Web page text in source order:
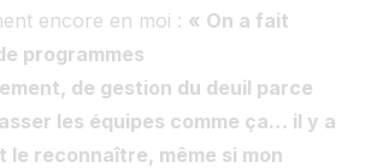
encore en moi : « On a fait
programmes
de gestion du deuil parce
les équipes comme ça… il y a
le reconnaître, même si mon